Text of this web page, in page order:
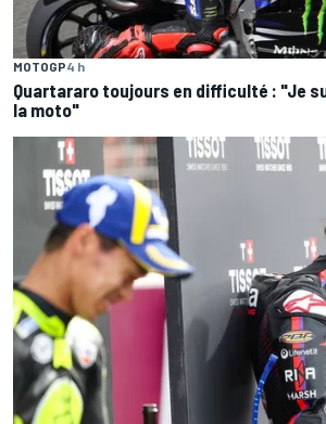
MOTOGP4 h
Quartararo toujours en difficulté : "Je
la moto"